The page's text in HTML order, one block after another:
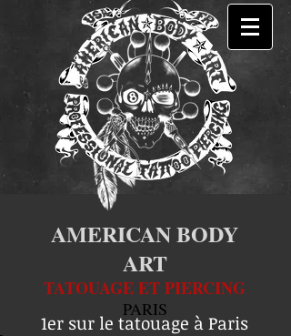
AMERICAN BODY
ART
TATOUAGE ET PIERCING
PARIS
1er sur le tatouage à Paris